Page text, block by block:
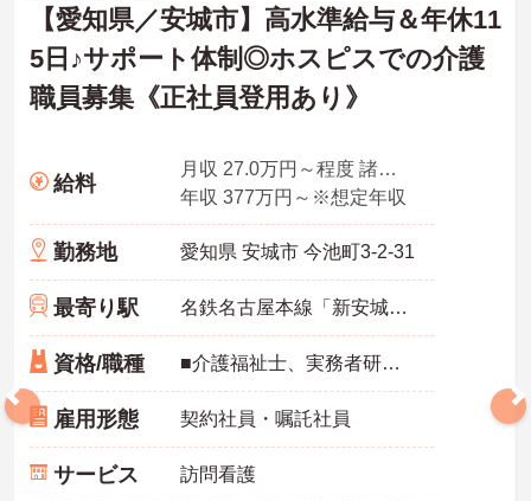
【愛知県／安城市】高水準給与＆年休11
5日♪サポート体制◎ホスピスでの介護
職員募集《正社員登用あり》
給料
月収 27.0万円～程度 諸手当込・夜勤4回/月想定
年収 377万円～※想定年収
勤務地 愛知県 安城市 今池町3-2-31
最寄り駅 名鉄名古屋本線「新安城駅」徒歩14分
資格/職種 ■介護福祉士、実務者研修、初任者研修 いずれか ※特養、老健、病院、有老などの実務経験1年以上ある方 ※身体介護の経験年以上ある方、機械浴の使用の経験のある方歓迎
雇用形態 契約社員・嘱託社員
サービス 訪問看護